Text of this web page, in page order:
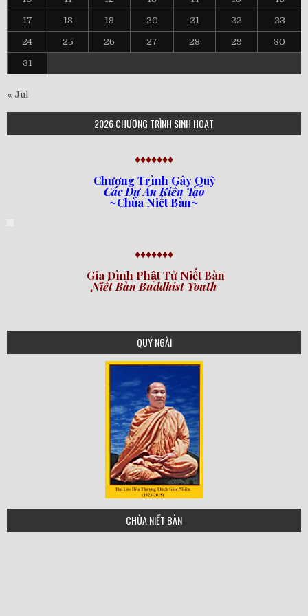
17 18 19 20 21 22 23
24 25 26 27 28 29 30
31
« Jul
2026 CHƯƠNG TRÌNH SINH HOẠT
♦♦♦♦♦♦♦
Chương Trình Gây Quỹ
Các Dự Án Kiến Tạo
~Chùa Niết Bàn~
♦♦♦♦♦♦♦
Gia Đình Phật Tử Niết Bàn
Niết Bàn Buddhist Youth
QUÝ NGÀI
tgn
CHÙA NIẾT BÀN